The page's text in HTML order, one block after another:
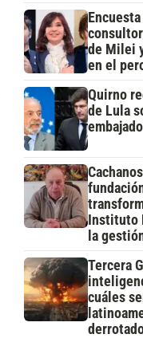
de Milei
en el
Quirno
de Lula
Instituto
la
Tercera
cuáles